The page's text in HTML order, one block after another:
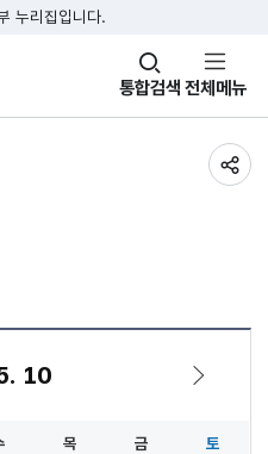
누리집입니다.
통합검색
창
열기 전체메뉴
10
목 금 토